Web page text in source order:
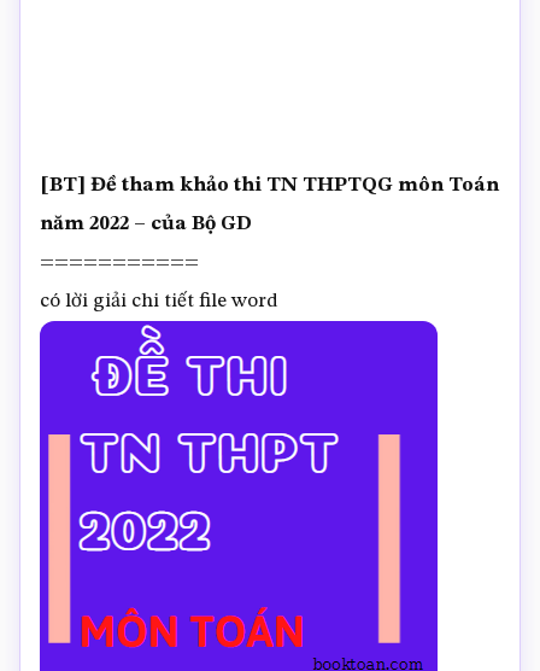
[BT] Đề tham khảo thi TN THPTQG môn Toán
năm 2022 – của Bộ GD
===========
có lời giải chi tiết file word